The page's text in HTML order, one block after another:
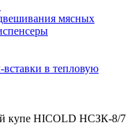
мясных
в тепловую
купе HICOLD НСЗК-8/7